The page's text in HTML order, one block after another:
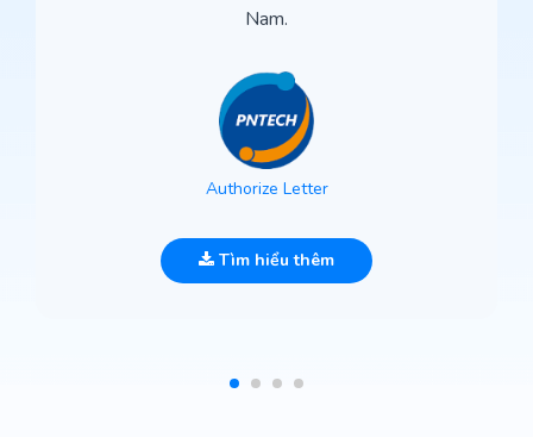
Nam.
Authorize Letter
Tìm hiểu thêm